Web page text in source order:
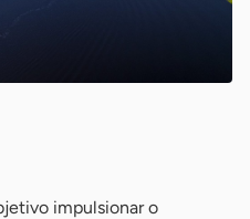
impulsionar o